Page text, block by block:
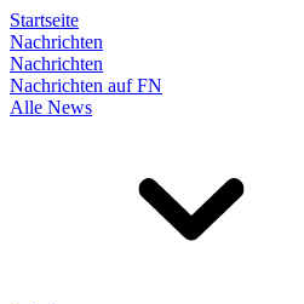
Startseite
Nachrichten
Nachrichten
Nachrichten auf FN
Alle News